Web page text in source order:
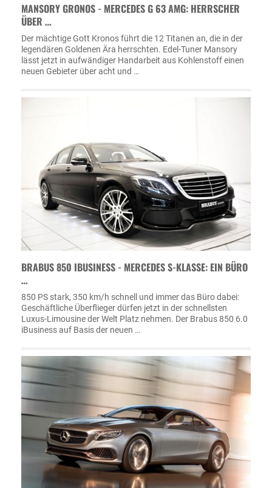
MANSORY GRONOS - MERCEDES G 63 AMG: HERRSCHER
ÜBER …
Der mächtige Gott Kronos führt die 12 Titanen an, die in der
legendären Goldenen Ära herrschten. Edel-Tuner Mansory
lässt jetzt in aufwändiger Handarbeit aus Kohlenstoff einen
neuen Gebieter über acht und …
BRABUS 850 IBUSINESS - MERCEDES S-KLASSE: EIN BÜRO
…
850 PS stark, 350 km/h schnell und immer das Büro dabei:
Geschäftliche Überflieger dürfen jetzt in der schnellsten
Luxus-Limousine der Welt Platz nehmen. Der Brabus 850 6.0
iBusiness auf Basis der neuen …